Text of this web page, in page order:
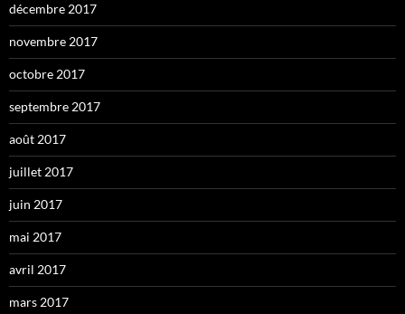
décembre 2017
novembre 2017
octobre 2017
septembre 2017
août 2017
juillet 2017
juin 2017
mai 2017
avril 2017
mars 2017